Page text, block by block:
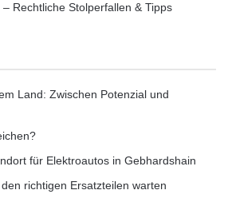
Rechtliche Stolperfallen & Tipps
Land: Zwischen Potenzial und
für Elektroautos in Gebhardshain
richtigen Ersatzteilen warten